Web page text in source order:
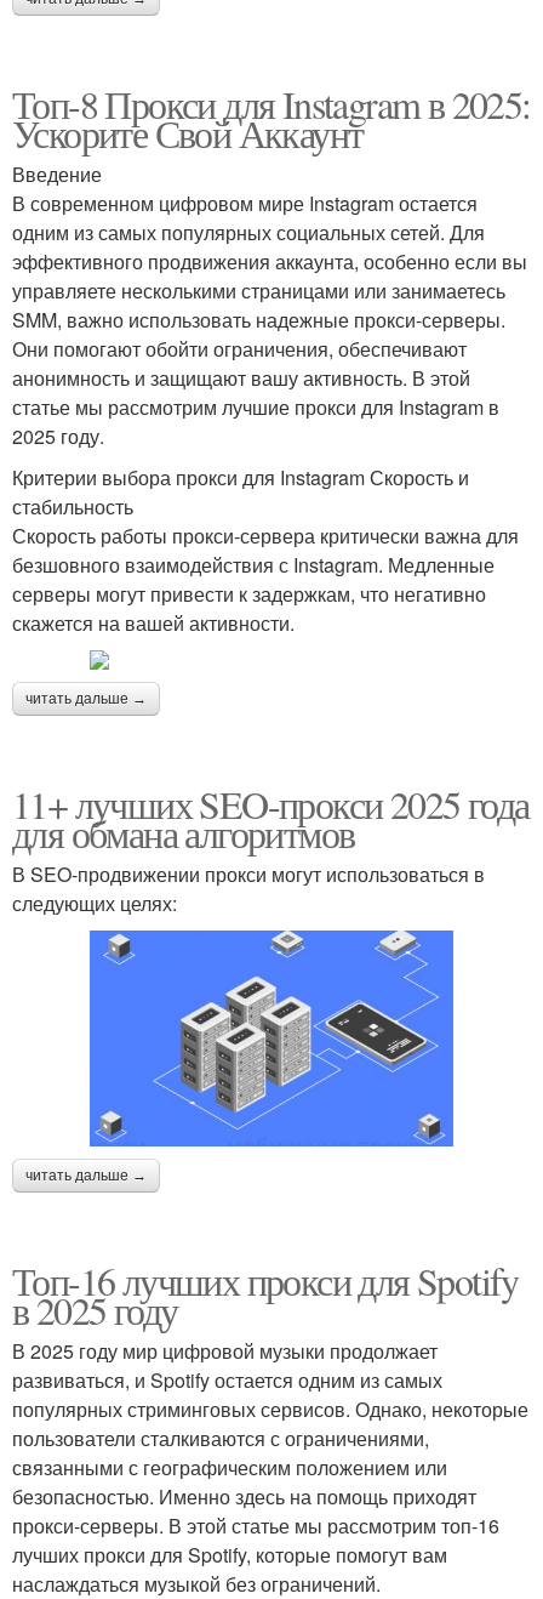
Топ-8 Прокси для Instagram в 2025:
Ускорите Свой Аккаунт
Введение
В современном цифровом мире Instagram остается
одним из самых популярных социальных сетей. Для
эффективного продвижения аккаунта, особенно если вы
управляете несколькими страницами или занимаетесь
SMM, важно использовать надежные прокси-серверы.
Они помогают обойти ограничения, обеспечивают
анонимность и защищают вашу активность. В этой
статье мы рассмотрим лучшие прокси для Instagram в
2025 году.
Критерии выбора прокси для Instagram Скорость и
стабильность
Скорость работы прокси-сервера критически важна для
безшовного взаимодействия с Instagram. Медленные
серверы могут привести к задержкам, что негативно
скажется на вашей активности.
читать дальше →
11+ лучших SEO-прокси 2025 года
для обмана алгоритмов
В SEO-продвижении прокси могут использоваться в
следующих целях:
читать дальше →
Топ-16 лучших прокси для Spotify
в 2025 году
В 2025 году мир цифровой музыки продолжает
развиваться, и Spotify остается одним из самых
популярных стриминговых сервисов. Однако, некоторые
пользователи сталкиваются с ограничениями,
связанными с географическим положением или
безопасностью. Именно здесь на помощь приходят
прокси-серверы. В этой статье мы рассмотрим топ-16
лучших прокси для Spotify, которые помогут вам
наслаждаться музыкой без ограничений.